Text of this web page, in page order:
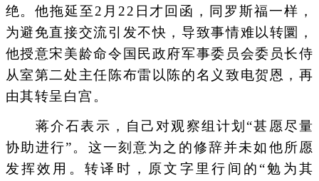
绝。他拖延至2月22日才回函，同罗斯福一样，
为避免直接交流引发不快，导致事情难以转圜，
他授意宋美龄命令国民政府军事委员会委员长侍
从室第二处主任陈布雷以陈的名义致电贺恩，再
由其转呈白宫。
蒋介石表示，自己对观察组计划“甚愿尽量
协助进行”。这一刻意为之的修辞并未如他所愿
发挥效用。转译时，原文字里行间的“勉为其